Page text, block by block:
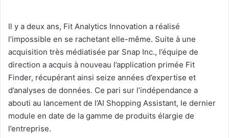
Il y a deux ans, Fit Analytics Innovation a réalisé
l’impossible en se rachetant elle-même. Suite à une
acquisition très médiatisée par Snap Inc., l’équipe de
direction a acquis à nouveau l’application primée Fit
Finder, récupérant ainsi seize années d’expertise et
d’analyses de données. Ce pari sur l’indépendance a
abouti au lancement de l’AI Shopping Assistant, le dernier
module en date de la gamme de produits élargie de
l’entreprise.